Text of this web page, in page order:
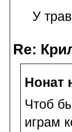
У
Re:
Нонат
Чтоб
играм